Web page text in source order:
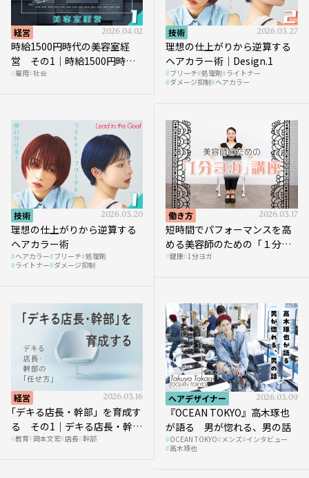
経営 2026.04.02
時給1500円時代の美容室経
営 その1｜時給1500円時代
へ向かう社会的背景
雇用 社会
技術 2026.03.27
理想の仕上がりから逆算する
ヘアカラー術｜Design.1
ブリーチ 処理剤 ライトナー
ダメージ抑制 ヘアカラー
技術 2026.03.20
理想の仕上がりから逆算する
ヘアカラー術
ヘアカラー ブリーチ 処理剤
ライトナー ダメージ抑制
働き方 2026.03.17
短時間でパフォーマンスを高
める美容師のための「１分ヨ
ガ」講座｜実践編
健康 1分ヨガ
経営 2026.03.16
｢デキる店長・幹部」を育成す
る その1｜デキる店長・幹部
の「任せ方」
教育 岡本文宏 店長 幹部
ヘアデザイナー 2026.03.09
『OCEAN TOKYO』高木琢也
が語る 男が惚れる、男の話
OCEAN TOKYO メンズ インタビュー
高木琢也